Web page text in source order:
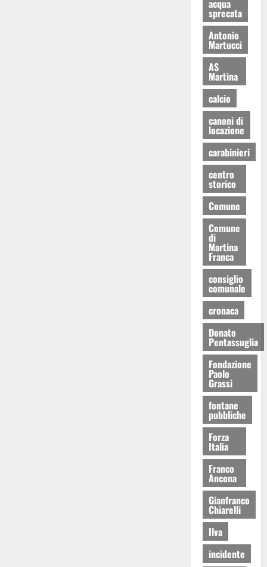
acqua
sprecata
Antonio
Martucci
AS
Martina
calcio
canoni di
locazione
carabinieri
centro
storico
Comune
Comune
di
Martina
Franca
consiglio
comunale
cronaca
Donato
Pentassuglia
Fondazione
Paolo
Grassi
fontane
pubbliche
Forza
Italia
Franco
Ancona
Gianfranco
Chiarelli
Ilva
incidente